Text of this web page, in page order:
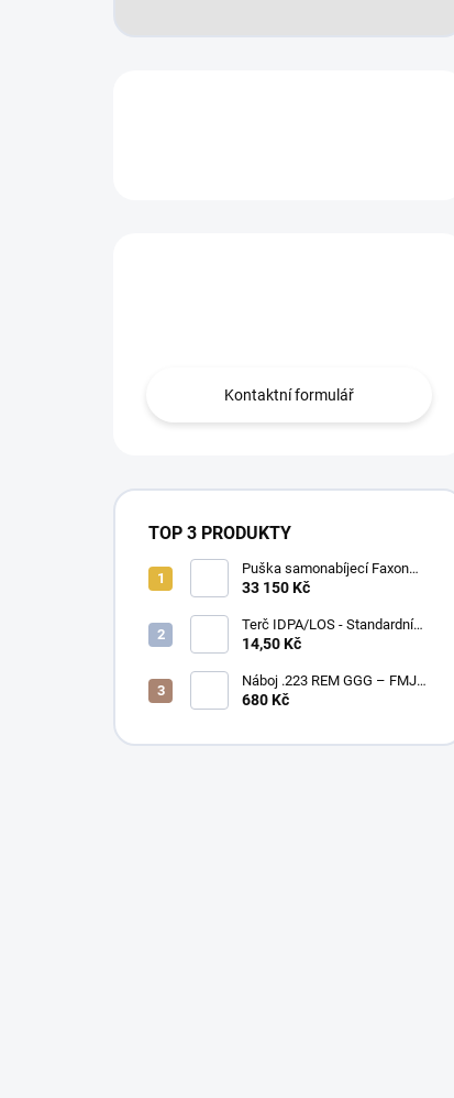
Kontaktní formulář
TOP 3 PRODUKTY
Puška samonabíjecí Faxon
Ascent pro AR-15 .223 Rem
33 150 Kč
Terč IDPA/LOS - Standardní
velikost
14,50 Kč
Náboj .223 REM GGG – FMJ
55gr / PAPÍROVÉ BALENÍ
680 Kč